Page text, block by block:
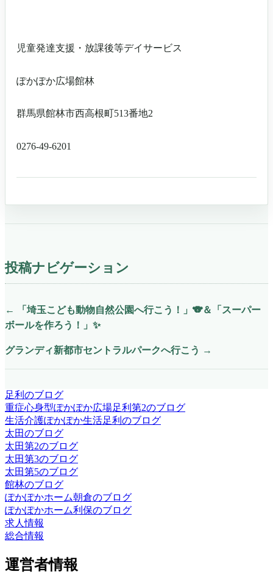
児童発達支援・放課後等デイサービス
ぽかぽか広場館林
群馬県館林市西高根町513番地2
0276-49-6201
投稿ナビゲーション
←
「埼玉こども動物自然公園へ行こう！」🐨＆「スーパー
ボールを作ろう！」✨
グランディ新都市セントラルパークへ行こう →
足利のブログ
重症心身型ぽかぽか広場足利第2のブログ
生活介護ぽかぽか生活足利のブログ
太田のブログ
太田第2のブログ
太田第3のブログ
太田第5のブログ
館林のブログ
ぽかぽかホーム朝倉のブログ
ぽかぽかホーム利保のブログ
求人情報
総合情報
運営者情報